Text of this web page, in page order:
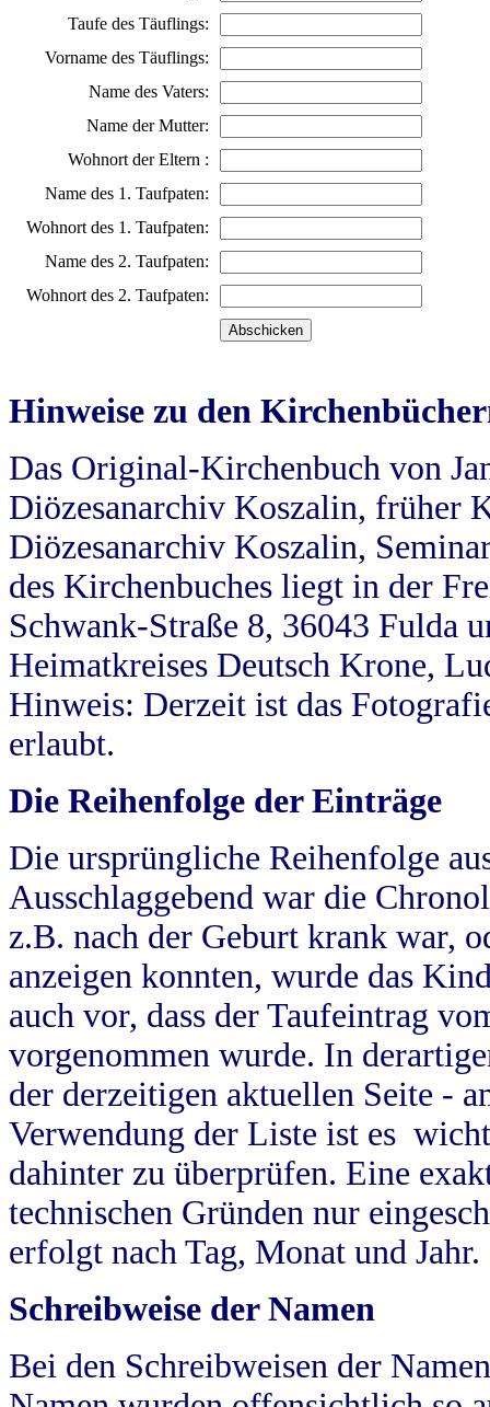
Taufe des Täuflings:
Vorname des Täuflings:
Name des Vaters:
Name der Mutter:
Wohnort der Eltern :
Name des 1. Taufpaten:
Wohnort des 1. Taufpaten:
Name des 2. Taufpaten:
Wohnort des 2. Taufpaten:
Hinweise zu den
Das Original-Kirchenbuch von
Diözesanarchiv Koszalin, früher
Diözesanarchiv Koszalin,
des Kirchenbuches liegt in der
Schwank-Straße 8, 36043 Fulda
Heimatkreises Deutsch Krone,
Hinweis: Derzeit ist das
erlaubt.
Die Reihenfolge der Einträge
Die ursprüngliche Reihenfolge
Ausschlaggebend war die
z.B. nach der Geburt krank war,
anzeigen konnten, wurde das
auch vor, dass der Taufeintrag
vorgenommen wurde. In
der derzeitigen aktuellen Seite -
Verwendung der Liste ist es
dahinter zu überprüfen. Eine
technischen Gründen nur
erfolgt nach Tag, Monat und Jahr.
Schreibweise der Namen
Bei den Schreibweisen der